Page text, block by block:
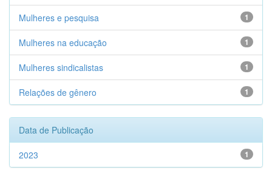
1
Mulheres e pesquisa
1
Mulheres na educação
1
Mulheres sindicalistas
1
Relações de gênero
Data de Publicação
1
2023